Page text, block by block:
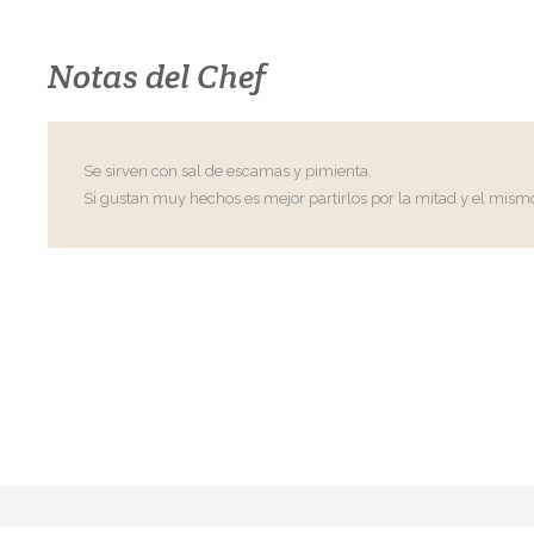
Notas del Chef
Se sirven con sal de escamas y pimienta.
Si gustan muy hechos es mejor partirlos por la mitad y el